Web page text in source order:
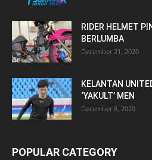
RIDER HELMET
BERLUMBA
December 21, 2020
KELANTAN
‘YAKULT’ MEN
December 8, 2020
POPULAR CATEGORY